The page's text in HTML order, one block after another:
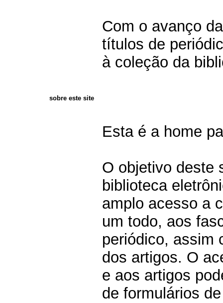
Com o avanço
títulos de
à coleção da
sobre este site
Esta é a home
O objetivo deste
biblioteca
amplo acesso a
um todo, aos
periódico, assim
dos artigos. O
e aos artigos
de formulários